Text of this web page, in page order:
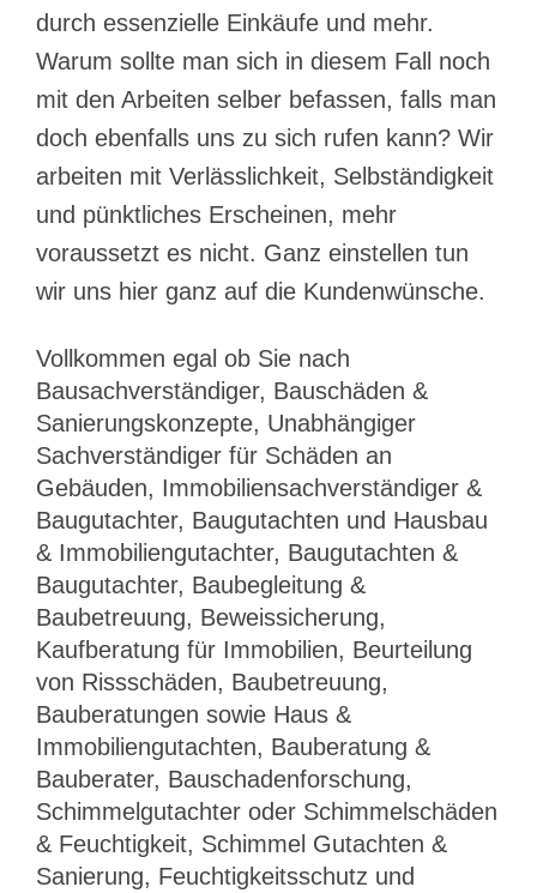
durch essenzielle Einkäufe und mehr.
Warum sollte man sich in diesem Fall noch
mit den Arbeiten selber befassen, falls man
doch ebenfalls uns zu sich rufen kann? Wir
arbeiten mit Verlässlichkeit, Selbständigkeit
und pünktliches Erscheinen, mehr
voraussetzt es nicht. Ganz einstellen tun
wir uns hier ganz auf die Kundenwünsche.
Vollkommen egal ob Sie nach
Bausachverständiger, Bauschäden &
Sanierungskonzepte, Unabhängiger
Sachverständiger für Schäden an
Gebäuden, Immobiliensachverständiger &
Baugutachter, Baugutachten und Hausbau
& Immobiliengutachter, Baugutachten &
Baugutachter, Baubegleitung &
Baubetreuung, Beweissicherung,
Kaufberatung für Immobilien, Beurteilung
von Rissschäden, Baubetreuung,
Bauberatungen sowie Haus &
Immobiliengutachten, Bauberatung &
Bauberater, Bauschadenforschung,
Schimmelgutachter oder Schimmelschäden
& Feuchtigkeit, Schimmel Gutachten &
Sanierung, Feuchtigkeitsschutz und